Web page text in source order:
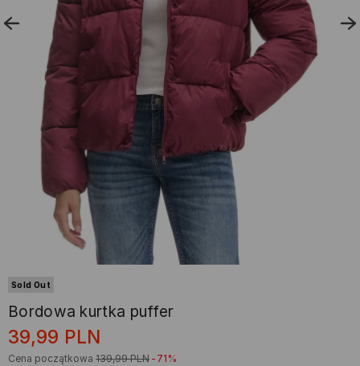
Sold Out
Bordowa kurtka puffer
39,99 PLN
Cena początkowa 139,99 PLN -71%